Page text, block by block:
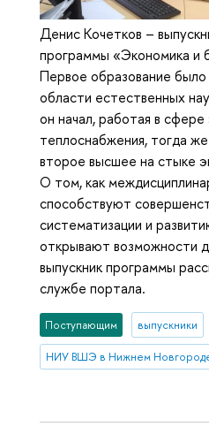
Денис Кочетков –
программы «Экономика и
Первое образование
области естественных
он начал, работая в
теплоснабжения, тогда
второе высшее на стыке
О том, как
способствуют
систематизации и
открывают возможности
выпускник программы
службе портала.
Поступающим выпускники
НИУ ВШЭ в Нижнем